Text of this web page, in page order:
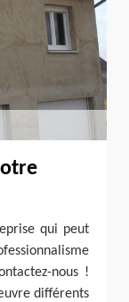
qui peut
nous !
différents